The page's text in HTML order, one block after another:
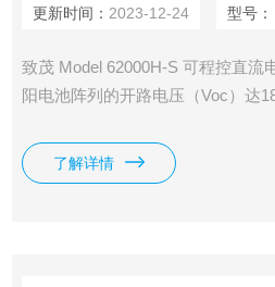
更新时间： 2023-12-24 型号：
致茂 Model 62000H-S 可程控直流
阳电池阵列的开路电压（Voc）达
30A于3U高电源模组，且具有响
的输出IV曲线，此可应用于光伏逆
电器的大功率追踪（MPPT）效能测
了解详情